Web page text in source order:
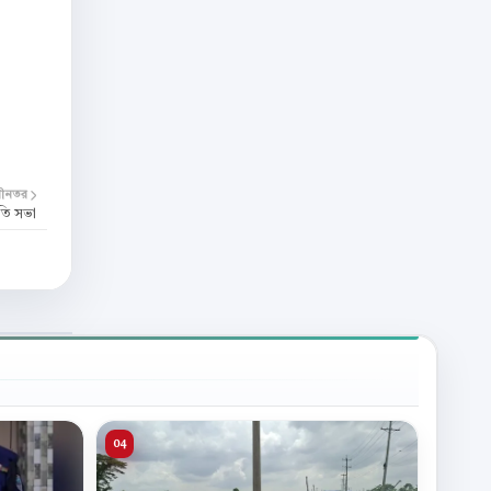
সভা